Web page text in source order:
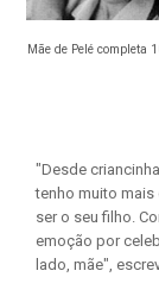
Mãe de Pelé completa
"Desde
tenho muito mais
ser o seu filho.
emoção por
lado, mãe",